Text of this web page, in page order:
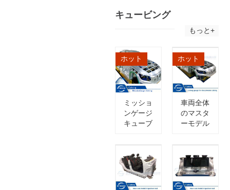
キュービング
もっと+
ホット
ミッショ
ンゲージ
キューブ
ホット
車両全体
のマスタ
ーモデル